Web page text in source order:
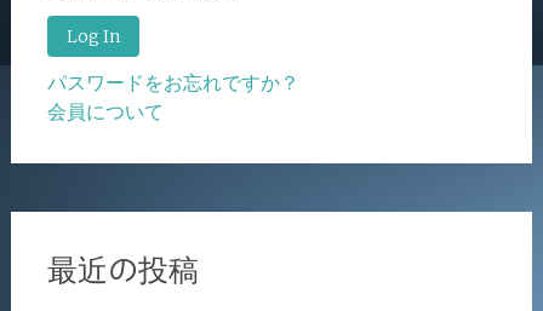
パスワードをお忘れですか？
会員について
最近の投稿